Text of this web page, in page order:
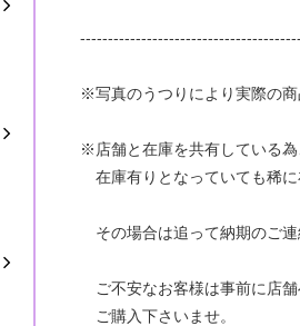
※写真のうつりにより実際の商
※店舗と在庫を共有している為
在庫有りとなっていても稀に
その場合は追って納期のご連
ご不安なお客様は事前に店舗
ご購入下さいませ。